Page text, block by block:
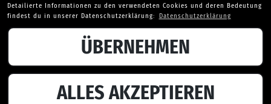
BENELLI LEONCINO 125
Detailierte Informationen zu den verwendeten Cookies und deren Bedeutung
findest du in unserer Datenschutzerklärung:
Datenschutzerklärung
ÜBERNEHMEN
ALLES AKZEPTIEREN